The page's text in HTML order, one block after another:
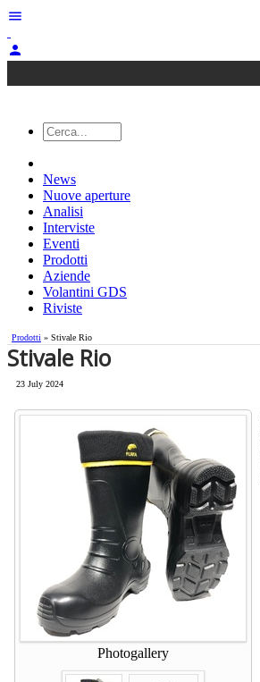
menu
person
News
Nuove aperture
Analisi
Interviste
Eventi
Prodotti
Aziende
Volantini GDS
Riviste
Prodotti » Stivale Rio
Stivale Rio
23 July 2024
Photogallery